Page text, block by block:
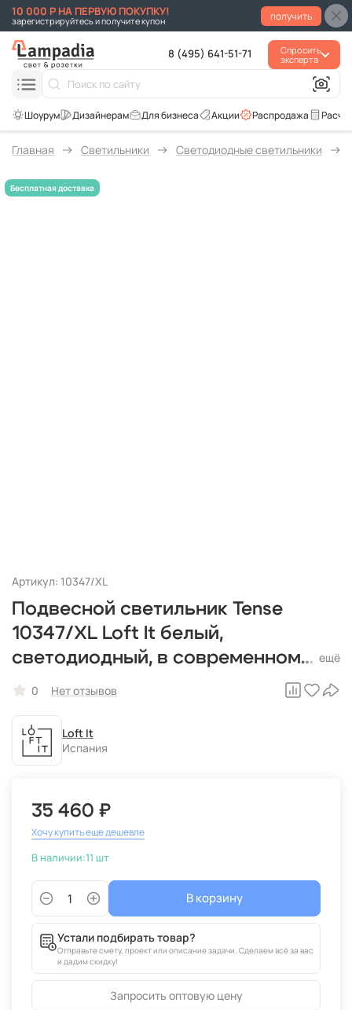
10 000 Р НА ПЕРВУЮ ПОКУПКУ!
зарегистрируйтесь и получите купон получить
8 (495) 641-51-71
Спросить
эксперта
Распродажа
Акции
Для бизнеса
Главная Светильники Светодиодные светильники
Артикул: 10347/XL
Подвесной светильник Tense
10347/XL Loft It белый,
светодиодный, в современном
стиле
0 Нет отзывов
Loft It
Испания
35 460 ₽
Хочу купить еще дешевле
В наличии:11 шт
В корзину
Устали подбирать товар?
Отправьте смету, проект или описание задачи. Сделаем всё за вас
и дадим скидку!
Запросить оптовую цену